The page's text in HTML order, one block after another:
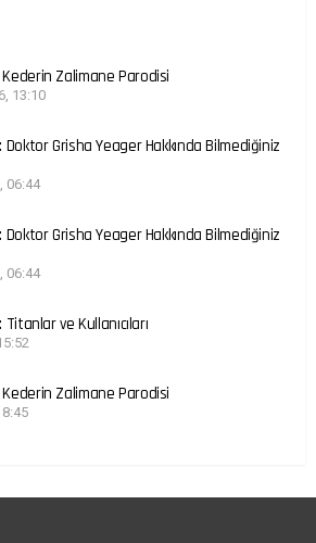
Zalimane Parodisi
13:10
Grisha Yeager Hakkında Bilmediğiniz
06:44
Grisha Yeager Hakkında Bilmediğiniz
06:44
ve Kullanıcıları
Zalimane Parodisi